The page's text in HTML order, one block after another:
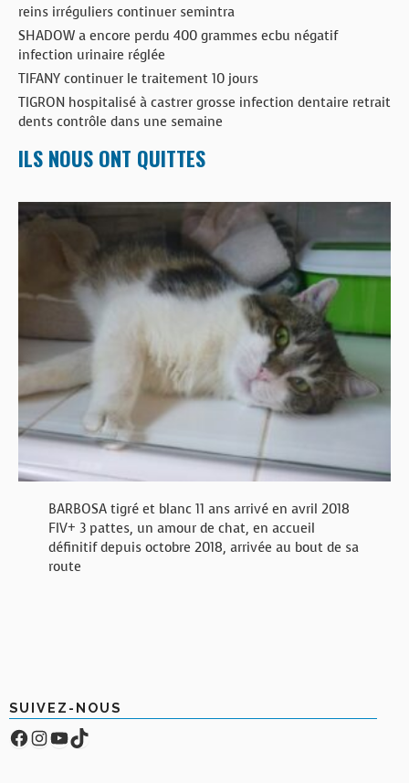
reins irréguliers continuer semintra
SHADOW a encore perdu 400 grammes ecbu négatif
infection urinaire réglée
TIFANY continuer le traitement 10 jours
TIGRON hospitalisé à castrer grosse infection dentaire retrait
dents contrôle dans une semaine
ILS NOUS ONT QUITTES
BARBOSA tigré et blanc 11 ans arrivé en avril 2018
FIV+ 3 pattes, un amour de chat, en accueil
définitif depuis octobre 2018, arrivée au bout de sa
route
SUIVEZ-NOUS
Facebook
Compte Instagram
YouTube
TikTok